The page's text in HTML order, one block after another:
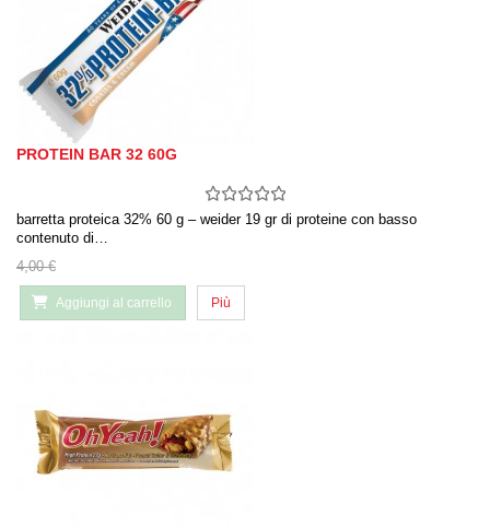
PROTEIN BAR 32 60G
barretta proteica 32% 60 g – weider 19 gr di proteine con basso
contenuto di…
4,00 €
Aggiungi al carrello Più